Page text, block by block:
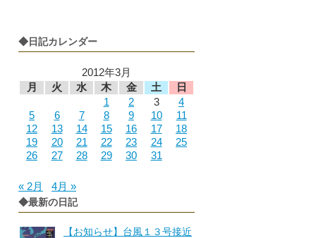
◆日記カレンダー
2012年3月
月
火 水 木 金 土
日
1
2 3
4
5
6 7 8 9 10
11
12
13 14 15 16 17
18
19
20 21 22 23 24
25
26
27 28 29 30 31
« 2月 4月 »
◆最新の日記
【お知らせ】台風１３号接近